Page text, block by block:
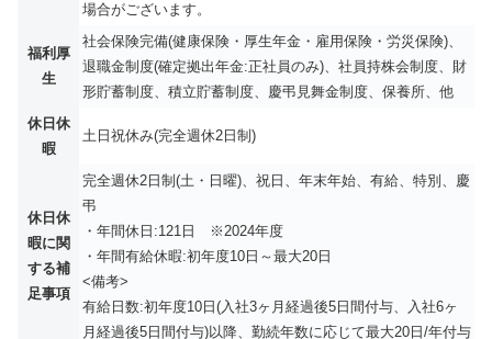
場合がございます。
福利厚
生
社会保険完備(健康保険・厚生年金・雇用保険・労災保険)、
退職金制度(確定拠出年金:正社員のみ)、社員持株会制度、財
形貯蓄制度、積立貯蓄制度、慶弔見舞金制度、保養所、他
休日休
暇
土日祝休み(完全週休2日制)
休日休
暇に関
する補
足事項
完全週休2日制(土・日曜)、祝日、年末年始、有給、特別、慶
弔
・年間休日:121日 ※2024年度
・年間有給休暇:初年度10日～最大20日
<備考>
有給日数:初年度10日(入社3ヶ月経過後5日間付与、入社6ヶ
月経過後5日間付与)以降、勤続年数に応じて最大20日/年付与